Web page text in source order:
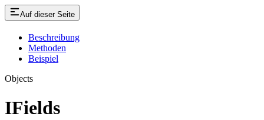
Auf dieser Seite
Beschreibung
Methoden
Beispiel
Objects
IFields